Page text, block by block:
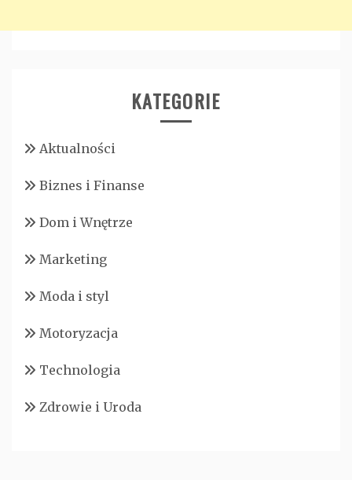
KATEGORIE
Aktualności
Biznes i Finanse
Dom i Wnętrze
Marketing
Moda i styl
Motoryzacja
Technologia
Zdrowie i Uroda